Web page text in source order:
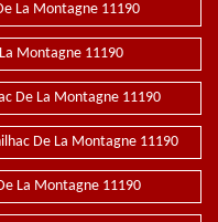
La Montagne 11190
Montagne 11190
De La Montagne 11190
De La Montagne 11190
La Montagne 11190